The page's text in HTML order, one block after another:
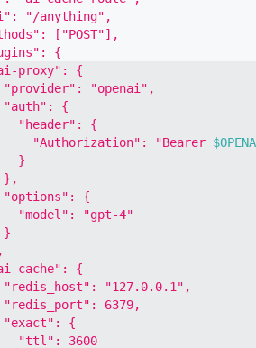
"/anything",
["POST"],
{
proxy": {
"openai",
{
"header": {
"Authorization": "Bearer
}
{
"model": "gpt-4"
}
cache": {
"127.0.0.1",
6379,
{
"ttl": 3600